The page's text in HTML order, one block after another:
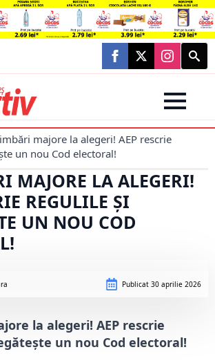
Search
for:
majore la alegeri! AEP rescrie
un nou Cod electoral!
MAJORE LA ALEGERI!
REGULILE ȘI
UN NOU COD
Publicat 30 aprilie 2026
la alegeri! AEP rescrie
un nou Cod electoral!